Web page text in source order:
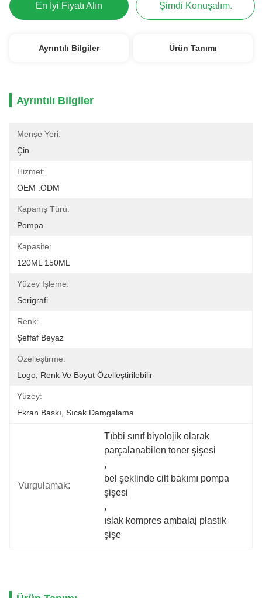
En İyi Fiyatı Alın Şimdi Konuşalım.
Ayrıntılı Bilgiler Ürün Tanımı
Ayrıntılı Bilgiler
Menşe Yeri:
Çin
Hizmet:
OEM .ODM
Kapanış Türü:
Pompa
Kapasite:
120ML 150ML
Yüzey İşleme:
Serigrafi
Renk:
Şeffaf Beyaz
Özelleştirme:
Logo, Renk Ve Boyut Özelleştirilebilir
Yüzey:
Ekran Baskı, Sıcak Damgalama
Vurgulamak:
Tıbbi sınıf biyolojik olarak
parçalanabilen toner şişesi
,
bel şeklinde cilt bakımı pompa
şişesi
,
ıslak kompres ambalaj plastik
şişe